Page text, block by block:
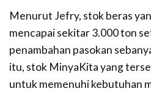
Menurut Jefry, stok beras
mencapai sekitar 3.000 ton
penambahan pasokan
itu, stok MinyaKita yang
untuk memenuhi kebutuhan